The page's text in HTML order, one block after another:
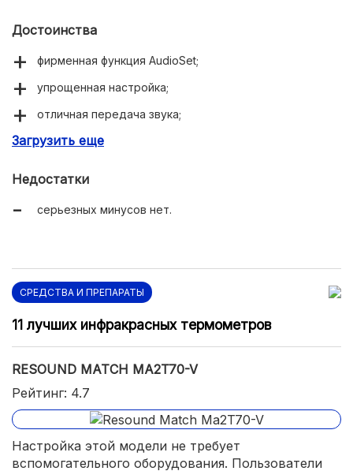
Достоинства
фирменная функция AudioSet;
упрощенная настройка;
отличная передача звука;
удобный селектор;
Загрузить еще
Недостатки
серьезных минусов нет.
СРЕДСТВА И ПРЕПАРАТЫ
11 лучших инфракрасных термометров
RESOUND MATCH MA2T70-V
Рейтинг: 4.7
Настройка этой модели не требует
вспомогательного оборудования. Пользователи